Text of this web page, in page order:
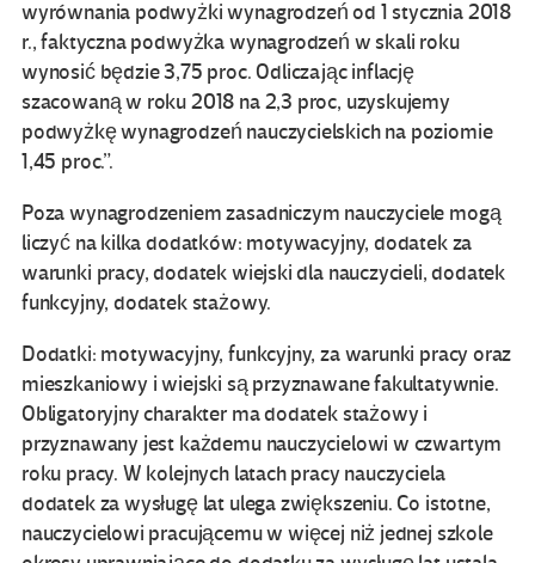
wyrównania podwyżki wynagrodzeń od 1 stycznia 2018
r., faktyczna podwyżka wynagrodzeń w skali roku
wynosić będzie 3,75 proc. Odliczając inflację
szacowaną w roku 2018 na 2,3 proc, uzyskujemy
podwyżkę wynagrodzeń nauczycielskich na poziomie
1,45 proc.”.
Poza wynagrodzeniem zasadniczym nauczyciele mogą
liczyć na kilka dodatków: motywacyjny, dodatek za
warunki pracy, dodatek wiejski dla nauczycieli, dodatek
funkcyjny, dodatek stażowy.
Dodatki: motywacyjny, funkcyjny, za warunki pracy oraz
mieszkaniowy i wiejski są przyznawane fakultatywnie.
Obligatoryjny charakter ma dodatek stażowy i
przyznawany jest każdemu nauczycielowi w czwartym
roku pracy. W kolejnych latach pracy nauczyciela
dodatek za wysługę lat ulega zwiększeniu. Co istotne,
nauczycielowi pracującemu w więcej niż jednej szkole